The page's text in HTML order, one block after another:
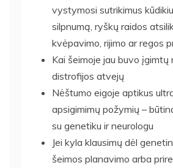
vystymosi sutrikimus
silpnumą, ryškų raidos
kvėpavimo, rijimo ar regos
Kai šeimoje jau buvo įgimtų
distrofijos atvejų
Nėštumo eigoje aptikus
apsigimimų požymių –
su genetiku ir neurologu
Jei kyla klausimų dėl
šeimos planavimo arba